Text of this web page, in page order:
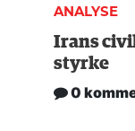
ANALYSE
Irans
styrke
0